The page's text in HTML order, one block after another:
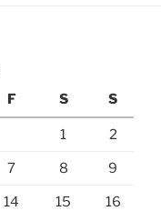
F S S
1 2
7 8 9
14 15 16